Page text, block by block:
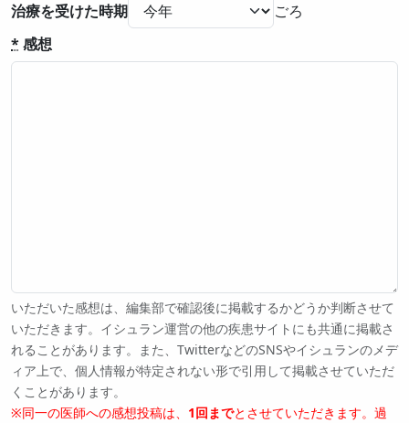
治療を受けた時期
*感想
いただいた感想は、編集部で確認後に掲載するかどうか判断させて
いただきます。イシュラン運営の他の疾患サイトにも共通に掲載さ
れることがあります。また、TwitterなどのSNSやイシュランのメデ
ィア上で、個人情報が特定されない形で引用して掲載させていただ
くことがあります。
※同一の医師への感想投稿は、 1回までとさせていただきます。過